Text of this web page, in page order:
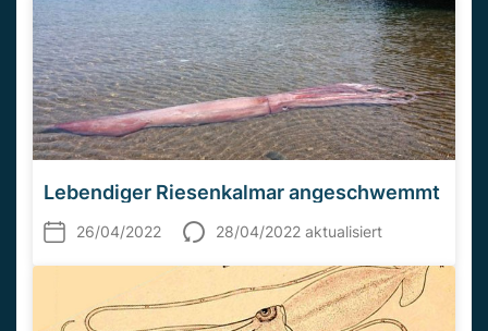
Lebendiger Riesenkalmar angeschwemmt
26/04/2022 28/04/2022 aktualisiert